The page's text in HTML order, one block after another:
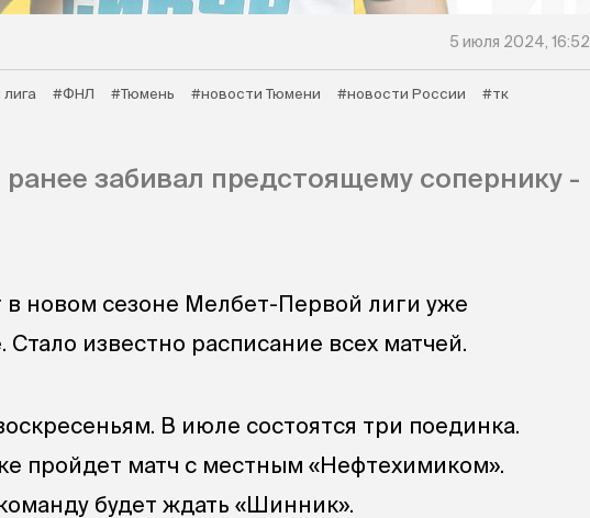
5 июля 2024, 16:52
#ФНЛ #Тюмень #новости Тюмени #новости России #тк
забивал предстоящему сопернику -
в новом сезоне Мелбет-Первой лиги уже
известно расписание всех матчей.
В июле состоятся три поединка.
пройдет матч с местным «Нефтехимиком».
будет ждать «Шинник».